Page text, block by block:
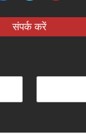
संपर्क करें